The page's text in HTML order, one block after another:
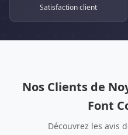
Satisfaction client
Nos Clients de
Font
Découvrez les avis